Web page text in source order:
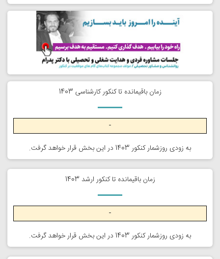
زمان باقیمانده تا کنکور کارشناسی 1403
-
به زودی روزشمار کنکور 1403 در این بخش قرار خواهد گرفت.
زمان باقیمانده تا کنکور ارشد 1403
-
به زودی روزشمار کنکور 1403 در این بخش قرار خواهد گرفت.